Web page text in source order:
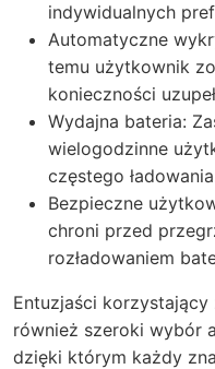
indywidualnych
Automatyczne
temu użytkownik
konieczności
Wydajna bateria:
wielogodzinne
częstego
Bezpieczne
chroni przed
rozładowaniem
Entuzjaści
również szeroki wybór
dzięki którym każdy